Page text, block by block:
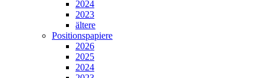
2024
2023
ältere
Positionspapiere
2026
2025
2024